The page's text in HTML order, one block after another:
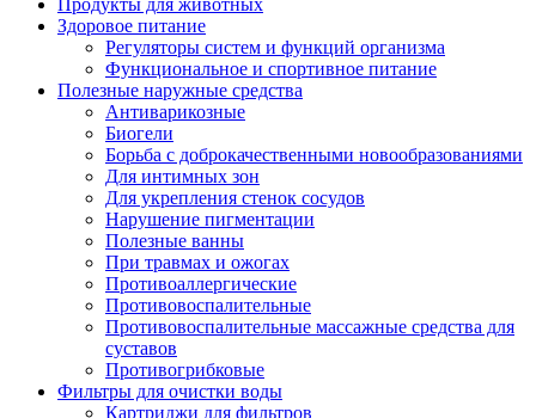
Здоровое питание
Регуляторы систем и функций организма
Функциональное и спортивное питание
Полезные наружные средства
Антиварикозные
Биогели
Борьба с доброкачественными новообразованиями
Для интимных зон
Для укрепления стенок сосудов
Нарушение пигментации
Полезные ванны
При травмах и ожогах
Противоаллергические
Противовоспалительные
Противовоспалительные массажные средства для
суставов
Противогрибковые
Фильтры для очистки воды
Картриджи для фильтров